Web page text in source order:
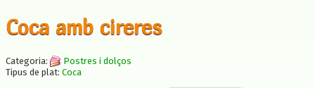
Coca amb cireres
Categoria:
Postres i dolços
Tipus de plat: Coca